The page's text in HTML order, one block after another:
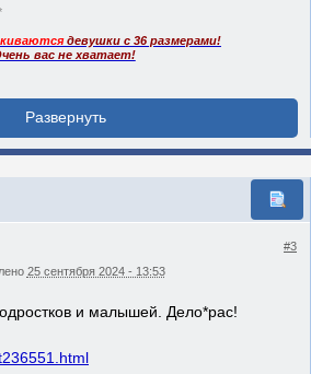
девушки с 36 размерами!
вас не хватает!
#3
25 сентября 2024 - 13:53
и малышей. Дело*рас!